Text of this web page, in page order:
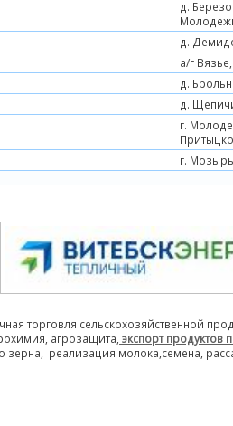
д.
д.
а/г
д.
д.
г.
г.
торговля сельскохозяйственной
агрозащита, экспорт продуктов
зерна, реализация молока,семена,